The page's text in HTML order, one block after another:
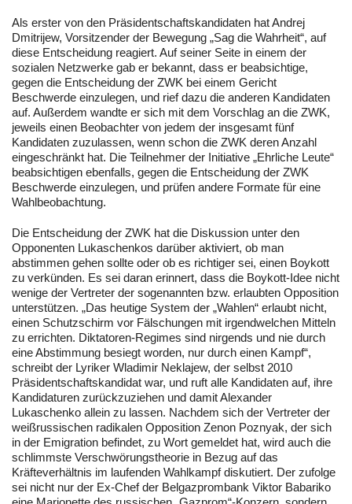
Als erster von den Präsidentschaftskandidaten hat Andrej
Dmitrijew, Vorsitzender der Bewegung „Sag die Wahrheit“, auf
diese Entscheidung reagiert. Auf seiner Seite in einem der
sozialen Netzwerke gab er bekannt, dass er beabsichtige,
gegen die Entscheidung der ZWK bei einem Gericht
Beschwerde einzulegen, und rief dazu die anderen Kandidaten
auf. Außerdem wandte er sich mit dem Vorschlag an die ZWK,
jeweils einen Beobachter von jedem der insgesamt fünf
Kandidaten zuzulassen, wenn schon die ZWK deren Anzahl
eingeschränkt hat. Die Teilnehmer der Initiative „Ehrliche Leute“
beabsichtigen ebenfalls, gegen die Entscheidung der ZWK
Beschwerde einzulegen, und prüfen andere Formate für eine
Wahlbeobachtung.
Die Entscheidung der ZWK hat die Diskussion unter den
Opponenten Lukaschenkos darüber aktiviert, ob man
abstimmen gehen sollte oder ob es richtiger sei, einen Boykott
zu verkünden. Es sei daran erinnert, dass die Boykott-Idee nicht
wenige der Vertreter der sogenannten bzw. erlaubten Opposition
unterstützen. „Das heutige System der „Wahlen“ erlaubt nicht,
einen Schutzschirm vor Fälschungen mit irgendwelchen Mitteln
zu errichten. Diktatoren-Regimes sind nirgends und nie durch
eine Abstimmung besiegt worden, nur durch einen Kampf“,
schreibt der Lyriker Wladimir Neklajew, der selbst 2010
Präsidentschaftskandidat war, und ruft alle Kandidaten auf, ihre
Kandidaturen zurückzuziehen und damit Alexander
Lukaschenko allein zu lassen. Nachdem sich der Vertreter der
weißrussischen radikalen Opposition Zenon Poznyak, der sich
in der Emigration befindet, zu Wort gemeldet hat, wird auch die
schlimmste Verschwörungstheorie in Bezug auf das
Kräfteverhältnis im laufenden Wahlkampf diskutiert. Der zufolge
sei nicht nur der Ex-Chef der Belgazprombank Viktor Babariko